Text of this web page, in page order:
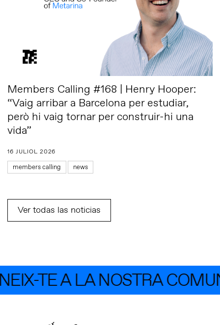
Members Calling #168 | Henry Hooper:
“Vaig arribar a Barcelona per estudiar,
però hi vaig tornar per construir-hi una
vida”
16 JULIOL 2026
members calling news
Ver todas las noticias
TE A LA NOSTRA